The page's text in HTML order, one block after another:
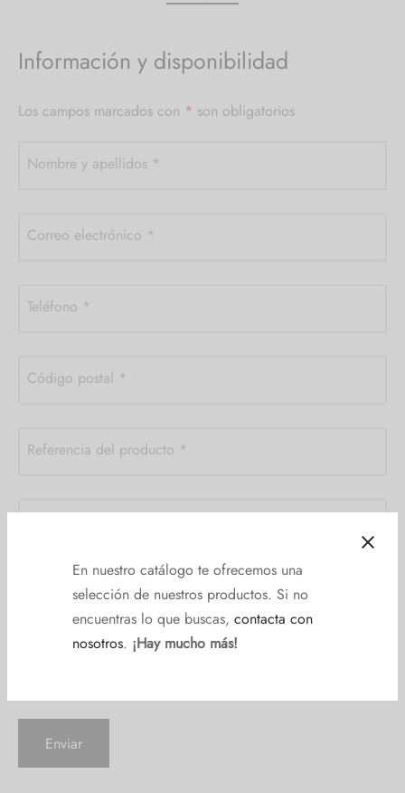
En nuestro catálogo te ofrecemos una
selección de nuestros productos. Si no
encuentras lo que buscas, contacta con
nosotros. ¡Hay mucho más!
Información y disponibilidad
Los campos marcados con * son obligatorios
Nombre y apellidos *
Correo electrónico *
Teléfono *
Código postal *
Referencia del producto *